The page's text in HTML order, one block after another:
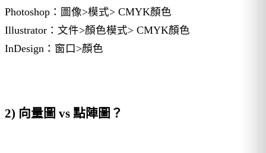
Photoshop：圖像>模式> CMYK顏色
Illustrator：文件>顏色模式> CMYK顏色
InDesign：窗口>顏色
2) 向量圖 vs 點陣圖？